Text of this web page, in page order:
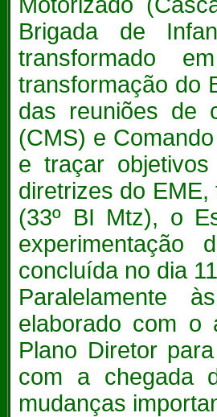
Brigada de
transformado
transformação do
das reuniões de
(CMS) e
e traçar
diretrizes do
(33º BI Mtz), o
experimentação
concluída no dia
Paralelamente
elaborado com o
Plano Diretor
com a chegada
mudanças